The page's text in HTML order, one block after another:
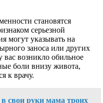
становятся
серьезной
могут указывать на
заноса или других
вас возникло обильное
боли внизу живота,
к врачу.
свои руки мама троих